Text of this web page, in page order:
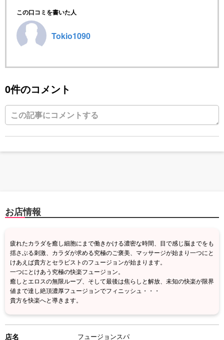
この口コミを書いた人
Tokio1090
0件のコメント
お店情報
疲れたカラダを癒し細胞にまで働きかける濃密な時間、目で感じ脳までをも
揺さぶる刺激、カラダが求める究極のご褒美、マッサージが始まり一つにと
けあえば貴方とセラピストのフュージョンが始まります。
一つにとけあう究極の快楽フュージョン。
癒しとエロスの無限ループ、そして最後は焦らしと解放、未知の快楽が限界
値まで達し絶頂濃厚フュージョンでフィニッシュ・・・
貴方を快楽へと導きます。
店名 フュージョンスパ